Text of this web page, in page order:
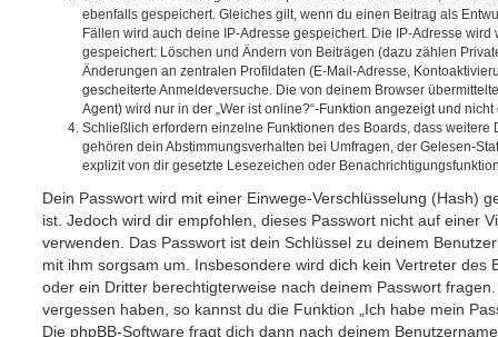
ebenfalls gespeichert. Gleiches gilt, wenn du einen Beitrag als
Fällen wird auch deine IP-Adresse gespeichert. Die IP-Adresse
gespeichert: Löschen und Ändern von Beiträgen (dazu zählen
Änderungen an zentralen Profildaten (E-Mail-Adresse,
gescheiterte Anmeldeversuche. Die von deinem Browser
Agent) wird nur in der „Wer ist online?“-Funktion angezeigt und
Schließlich erfordern einzelne Funktionen des Boards, dass weitere
gehören dein Abstimmungsverhalten bei Umfragen, der Gelesen-
explizit von dir gesetzte Lesezeichen oder
Dein Passwort wird mit einer Einwege-Verschlüsselung (Hash)
ist. Jedoch wird dir empfohlen, dieses Passwort nicht auf einer
verwenden. Das Passwort ist dein Schlüssel zu deinem
mit ihm sorgsam um. Insbesondere wird dich kein Vertreter des
oder ein Dritter berechtigterweise nach deinem Passwort
vergessen haben, so kannst du die Funktion „Ich habe mein
Die phpBB-Software fragt dich dann nach deinem